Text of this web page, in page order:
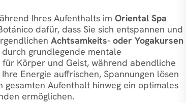
Ihres Aufenthalts im Oriental Spa
dafür, dass Sie sich entspannen und
Achtsamkeits- oder Yogakursen
grundlegende mentale
für Körper und Geist, während abendliche
Energie auffrischen, Spannungen lösen
gesamten Aufenthalt hinweg ein optimales
ermöglichen.